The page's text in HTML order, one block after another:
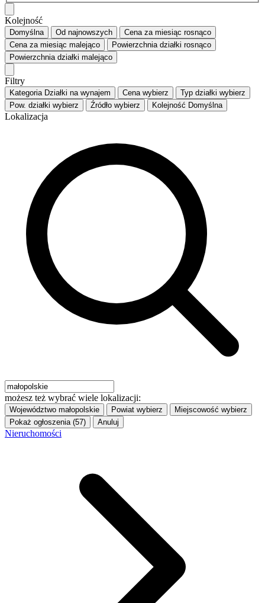
Kolejność
Domyślna Od najnowszych Cena za miesiąc rosnąco
Cena za miesiąc malejąco Powierzchnia działki rosnąco
Powierzchnia działki malejąco
Filtry
Kategoria Działki na wynajem Cena wybierz Typ działki wybierz
Pow. działki wybierz Źródło wybierz Kolejność Domyślna
Lokalizacja
możesz też wybrać wiele lokalizacji:
Województwo małopolskie Powiat wybierz Miejscowość wybierz
Pokaż ogłoszenia (57)
Anuluj
Nieruchomości